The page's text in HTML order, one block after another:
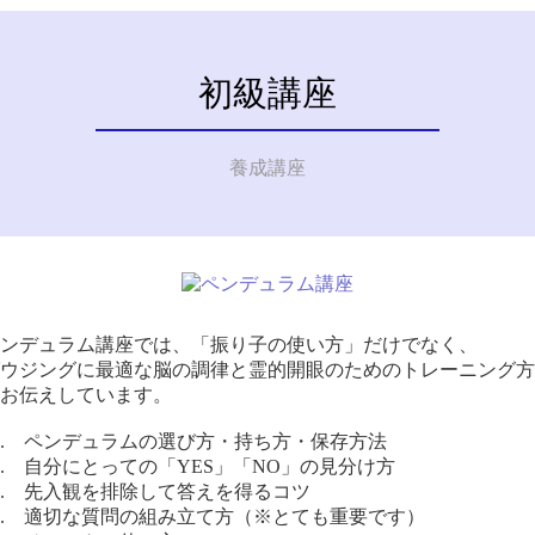
初級講座
養成講座
デュラム講座では、「振り子の使い方」だけでなく、
ジングに最適な脳の調律と霊的開眼のためのトレーニング
伝えしています。
. ペンデュラムの選び方・持ち方・保存方法
. 自分にとっての「YES」「NO」の見分け方
. 先入観を排除して答えを得るコツ
. 適切な質問の組み立て方（※とても重要です）